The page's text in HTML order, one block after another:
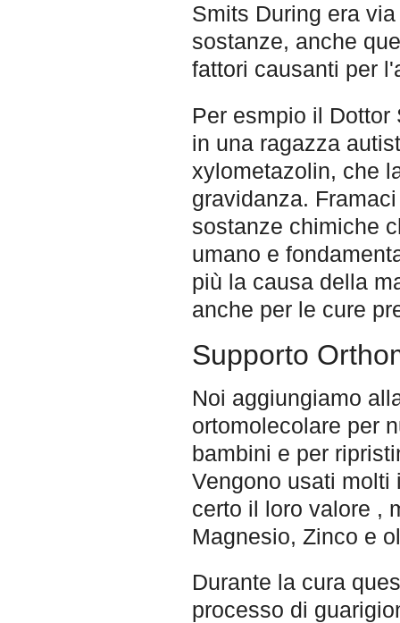
Smits During era
sostanze, anche
fattori causanti per
Per esmpio il
in una ragazza
xylometazolin, che
gravidanza.
sostanze chimiche
umano e
più la causa della
anche per le cure
Supporto
Noi aggiungiamo
ortomolecolare per
bambini e per
Vengono usati
certo il loro valore ,
Magnesio, Zinco e
Durante la cura
processo di